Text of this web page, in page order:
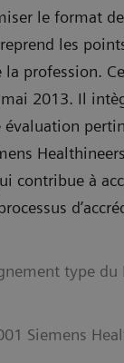
le format
les
la profession.
2013. Il
évaluation
contribue à
type du
Siemens